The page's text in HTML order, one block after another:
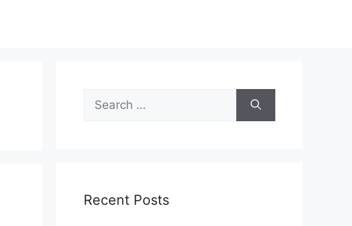
fRecent Posts